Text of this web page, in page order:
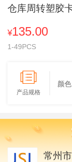
仓库周转塑胶
¥135.00
1-49PCS
产品规格
颜
常州